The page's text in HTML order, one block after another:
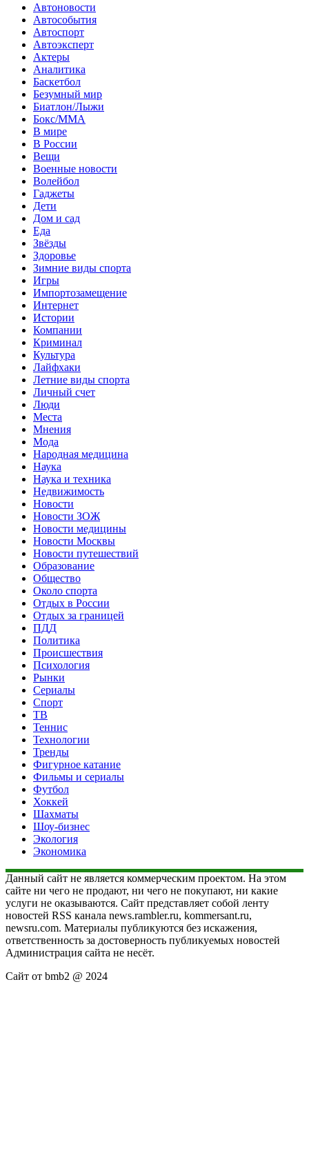
Автоновости
Автособытия
Автоспорт
Автоэксперт
Актеры
Аналитика
Баскетбол
Безумный мир
Биатлон/Лыжи
Бокс/MMA
В мире
В России
Вещи
Военные новости
Волейбол
Гаджеты
Дети
Дом и сад
Еда
Звёзды
Здоровье
Зимние виды спорта
Игры
Импортозамещение
Интернет
Истории
Компании
Криминал
Культура
Лайфхаки
Летние виды спорта
Личный счет
Люди
Места
Мнения
Мода
Народная медицина
Наука
Наука и техника
Недвижимость
Новости
Новости ЗОЖ
Новости медицины
Новости Москвы
Новости путешествий
Образование
Общество
Около спорта
Отдых в России
Отдых за границей
ПДД
Политика
Происшествия
Психология
Рынки
Сериалы
Спорт
ТВ
Теннис
Технологии
Тренды
Фигурное катание
Фильмы и сериалы
Футбол
Хоккей
Шахматы
Шоу-бизнес
Экология
Экономика
Данный сайт не является коммерческим проектом. На этом
сайте ни чего не продают, ни чего не покупают, ни какие
услуги не оказываются. Сайт представляет собой ленту
новостей RSS канала news.rambler.ru, kommersant.ru,
newsru.com. Материалы публикуются без искажения,
ответственность за достоверность публикуемых новостей
Администрация сайта не несёт.
Сайт от bmb2 @ 2024